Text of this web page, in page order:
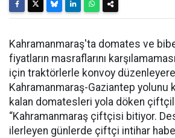
Kahramanmaraş'ta domates ve
fiyatların masraflarını
için traktörlerle konvoy
Kahramanmaraş-Gaziantep yolunu
kalan domatesleri yola döken
“Kahramanmaraş çiftçisi bitiyor.
ilerleyen günlerde çiftçi intihar